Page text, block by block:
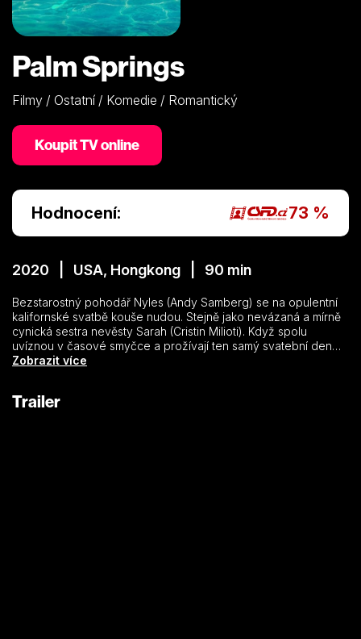
Palm Springs
Filmy / Ostatní / Komedie / Romantický
Koupit TV online
Hodnocení: 73 %
2020 | USA, Hongkong | 90 min
Bezstarostný pohodář Nyles (Andy Samberg) se na opulentní
kalifornské svatbě kouše nudou. Stejně jako nevázaná a mírně
cynická sestra nevěsty Sarah (Cristin Milioti). Když spolu
uvíznou v časové smyčce a prožívají ten samý svatební den
znovu a znovu, hledají způsoby, jak se zabavit, nebo alespoň
letní komedie vás rozesměje nahlas a zároveň vám připomene,
Zobrazit více
Trailer